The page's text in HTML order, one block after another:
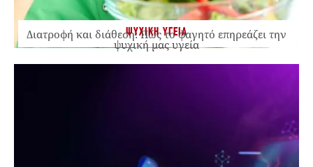
ΨΥΧΙΚΗ ΥΓΕΙΑ
Διατροφή και διάθεση: Πώς το φαγητό επηρεάζει την
ψυχική μας υγεία